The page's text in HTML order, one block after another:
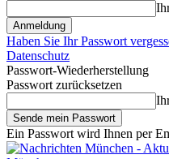
Haben Sie Ihr Passwort
Datenschutz
Passwort-Wiederherstellung
Passwort zurücksetzen
Ein Passwort wird Ihnen per